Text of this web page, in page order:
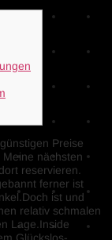
Preise
nächsten
reservieren.
ferner ist
ist und
relativ schmalen
Lage.Inside